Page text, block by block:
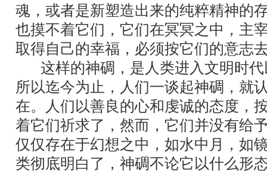
魂，或者是新塑造出来的纯粹精神的
也摸不着它们，它们在冥冥之中，主
取得自己的幸福，必须按它们的意志
这样的神碉，是人类进入文明时代
所以迄今为止，人们一谈起神碉，就
在。人们以善良的心和虔诚的态度，
着它们祈求了，然而，它们并没有给
仅仅存在于幻想之中，如水中月，如
类彻底明白了，神碉不论它以什么形